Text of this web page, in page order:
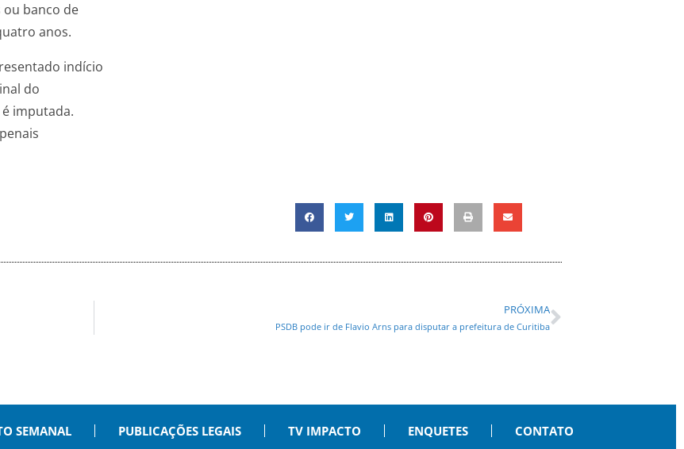
banco de
anos.
indício
do
imputada.
PRÓXIMA
PSDB pode ir de Flavio Arns para disputar a prefeitura de Curitiba
SEMANAL PUBLICAÇÕES LEGAIS TV IMPACTO ENQUETES CONTATO